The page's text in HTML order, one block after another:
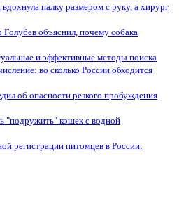
палку размером с руку, а хирург
объяснил, почему собака
и эффективные методы поиска
во сколько России обходится
об опасности резкого пробуждения
"подружить" кошек с водной
регистрации питомцев в России: